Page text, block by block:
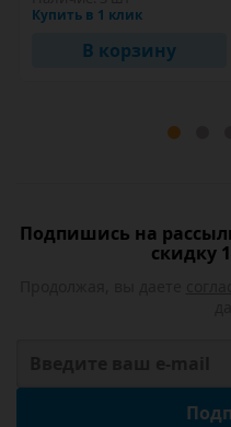
Купить в 1 клик
В корзину
Подпишись на
скидку